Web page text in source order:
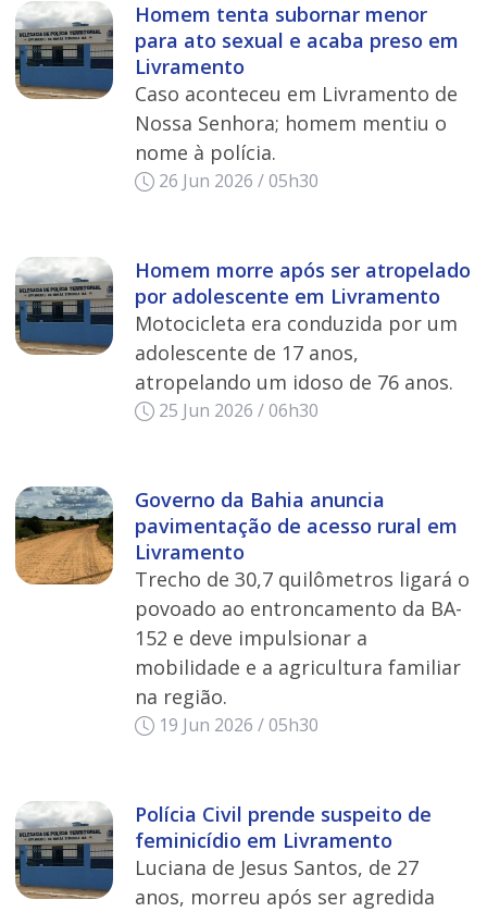
Homem tenta subornar menor
para ato sexual e acaba preso em
Livramento
Caso aconteceu em Livramento de
Nossa Senhora; homem mentiu o
nome à polícia.
26 Jun 2026 / 05h30
Homem morre após ser atropelado
por adolescente em Livramento
Motocicleta era conduzida por um
adolescente de 17 anos,
atropelando um idoso de 76 anos.
25 Jun 2026 / 06h30
Governo da Bahia anuncia
pavimentação de acesso rural em
Livramento
Trecho de 30,7 quilômetros ligará o
povoado ao entroncamento da BA-
152 e deve impulsionar a
mobilidade e a agricultura familiar
na região.
19 Jun 2026 / 05h30
Polícia Civil prende suspeito de
feminicídio em Livramento
Luciana de Jesus Santos, de 27
anos, morreu após ser agredida